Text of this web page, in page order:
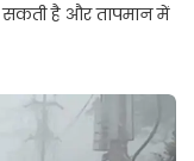
है और तापमान में